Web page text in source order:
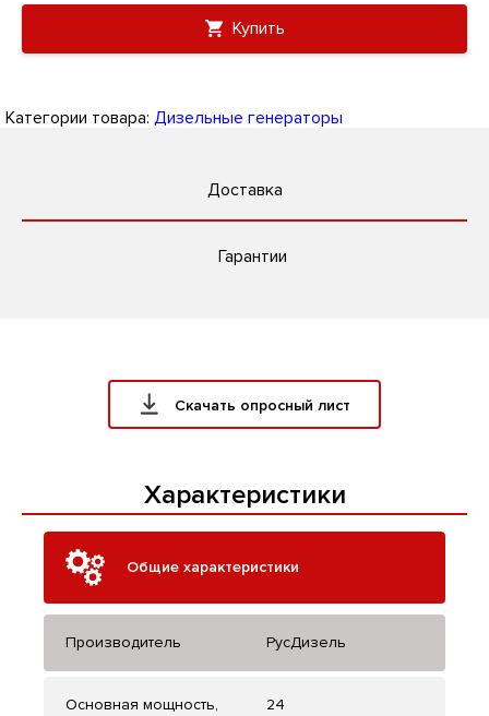
Купить
Категории товара: Дизельные генераторы
Доставка
Гарантии
Скачать опросный лист
Характеристики
Общие характеристики
Производитель РусДизель
Основная мощность,
24